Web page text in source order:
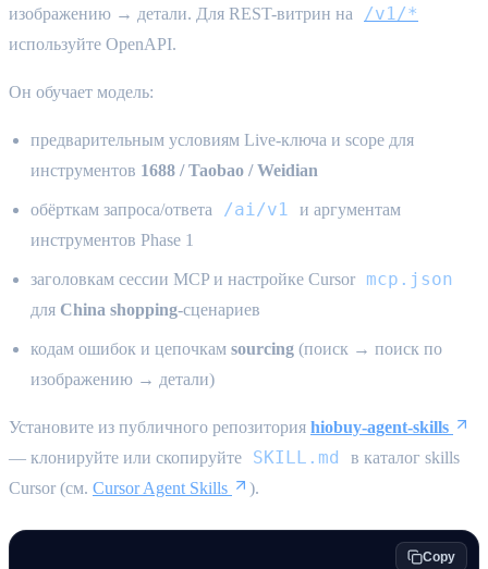
изображению → детали. Для REST-витрин на
/v1/*
используйте OpenAPI.
Он обучает модель:
предварительным условиям Live-ключа и scope для
инструментов 1688 / Taobao / Weidian
обёрткам запроса/ответа /ai/v1
и аргументам
инструментов Phase 1
заголовкам сессии MCP и настройке Cursor mcp.json
для China shopping-сценариев
кодам ошибок и цепочкам sourcing (поиск → поиск по
изображению → детали)
Установите из публичного репозитория hiobuy-agent-skills
— клонируйте или скопируйте
SKILL.md
в каталог skills
Cursor (см. Cursor Agent Skills ).
Copy